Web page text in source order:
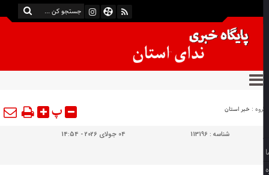
:خبر استان پ
شناسه :113196 04 جولای 2026 - 14:54